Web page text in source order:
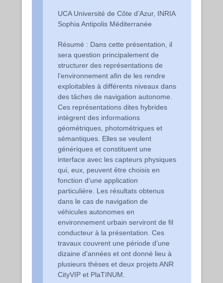
UCA Université de Côte d’Azur, INRIA
Sophia Antipolis Méditerranée
Résumé : Dans cette présentation, il
sera question principalement de
structurer des représentations de
l’environnement afin de les rendre
exploitables à différents niveaux dans
des tâches de navigation autonome.
Ces représentations dites hybrides
intègrent des informations
géométriques, photométriques et
sémantiques. Elles se veulent
génériques et constituent une
interface avec les capteurs physiques
qui, eux, peuvent être choisis en
fonction d’une application
particulière. Les résultats obtenus
dans le cas de navigation de
véhicules autonomes en
environnement urbain serviront de fil
conducteur à la présentation. Ces
travaux couvrent une période d’une
dizaine d’années et ont donné lieu à
plusieurs thèses et deux projets ANR
CityVIP et PlaTINUM.